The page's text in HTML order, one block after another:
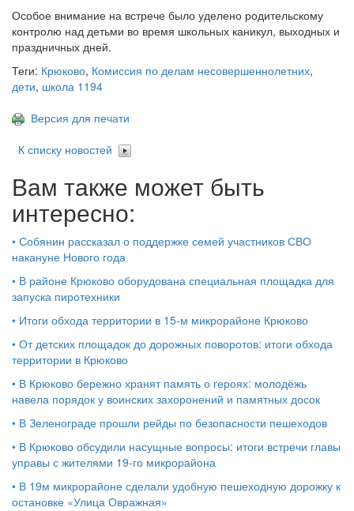
Особое внимание на встрече было уделено родительскому
контролю над детьми во время школьных каникул, выходных и
праздничных дней.
Теги: Крюково, Комиссия по делам несовершеннолетних,
дети, школа 1194
Версия для печати
К списку новостей
Вам также может быть
интересно:
• Собянин рассказал о поддержке семей участников СВО
накануне Нового года
• В районе Крюково оборудована специальная площадка для
запуска пиротехники
• Итоги обхода территории в 15‑м микрорайоне Крюково
• От детских площадок до дорожных поворотов: итоги обхода
территории в Крюково
• В Крюково бережно хранят память о героях: молодёжь
навела порядок у воинских захоронений и памятных досок
• В Зеленограде прошли рейды по безопасности пешеходов
• В Крюково обсудили насущные вопросы: итоги встречи главы
управы с жителями 19‑го микрорайона
• В 19м микрорайоне сделали удобную пешеходную дорожку к
остановке «Улица Овражная»